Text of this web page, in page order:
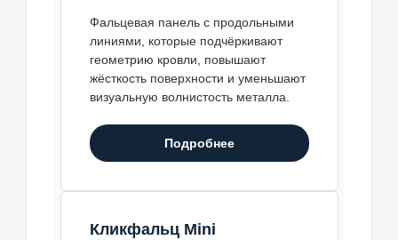
Фальцевая панель с продольными
линиями, которые подчёркивают
геометрию кровли, повышают
жёсткость поверхности и уменьшают
визуальную волнистость металла.
Подробнее
Кликфальц Mini